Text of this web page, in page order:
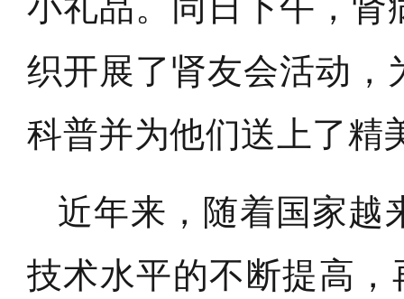
织开展了肾友会活动
科普并为他们送上了精
近年来，随着国家越
技术水平的不断提高，